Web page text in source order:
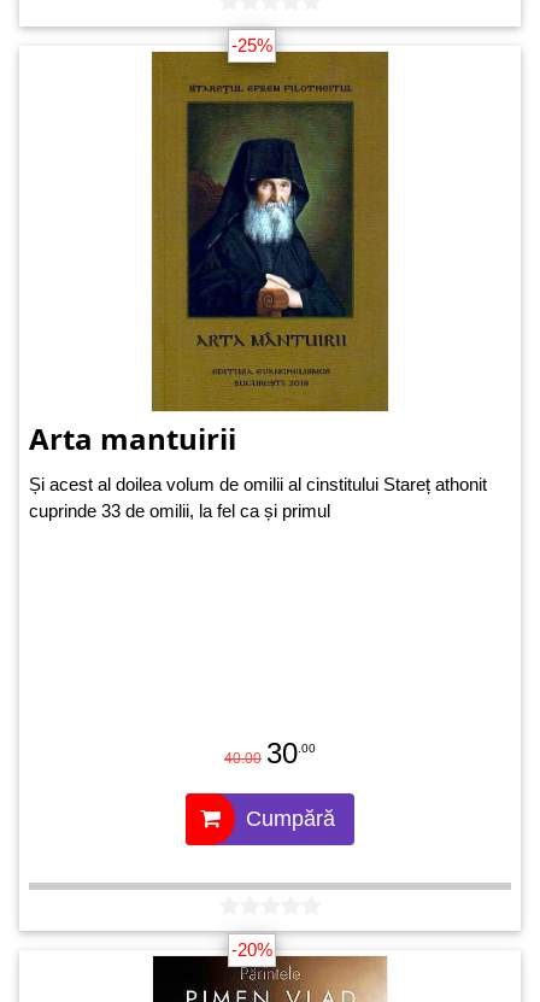
-25%
Arta mantuirii
Și acest al doilea volum de omilii al cinstitului Stareț athonit
cuprinde 33 de omilii, la fel ca și primul
40.00 30 .00
Cumpără
-20%